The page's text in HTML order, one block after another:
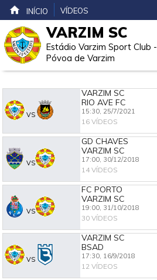
INÍCIO VÍDEOS
VARZIM SC
Estádio Varzim Sport Club -
Póvoa de Varzim
VS
VARZIM SC
RIO AVE FC
15:30, 25/7/2021
16 VÍDEOS
VS
GD CHAVES
VARZIM SC
17:00, 30/12/2018
14 VÍDEOS
VS
FC PORTO
VARZIM SC
19:00, 31/10/2018
30 VÍDEOS
VS
VARZIM SC
BSAD
17:30, 16/9/2018
12 VÍDEOS